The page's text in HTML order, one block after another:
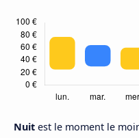
Nuit est le moment le